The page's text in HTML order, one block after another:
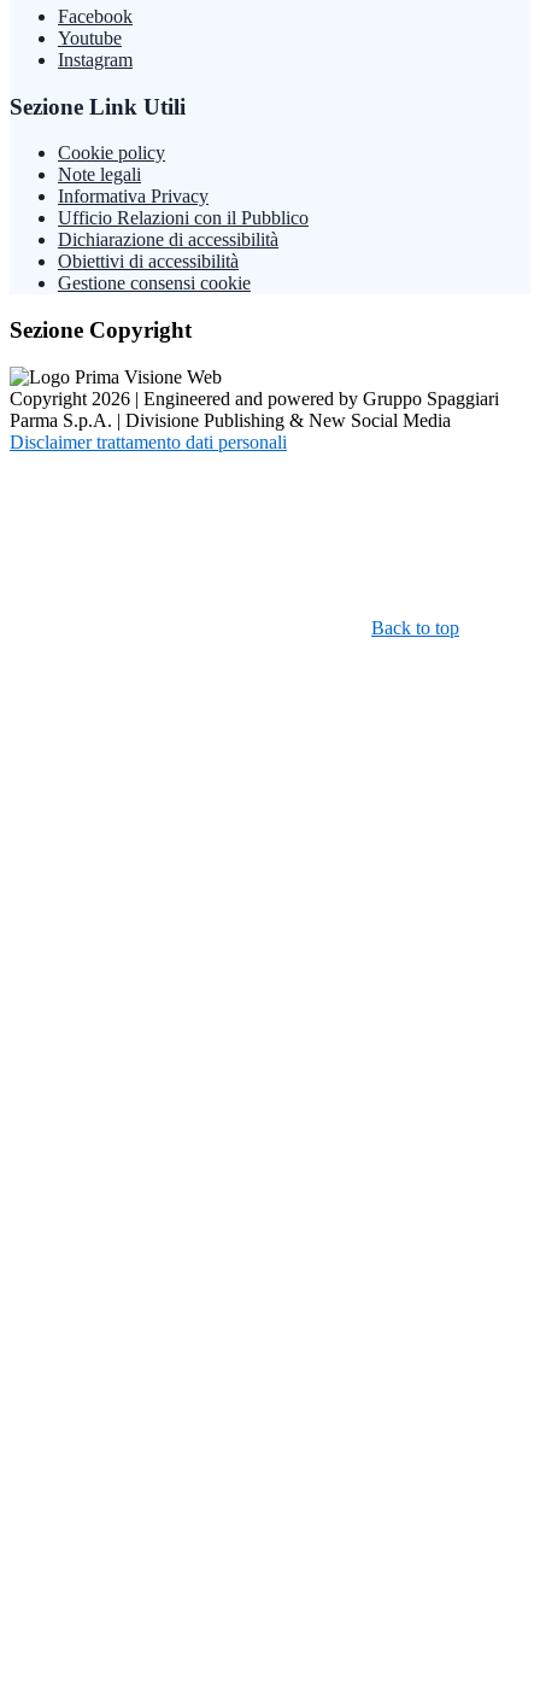
Facebook
Youtube
Instagram
Sezione Link Utili
Cookie policy
Note legali
Informativa Privacy
Ufficio Relazioni con il Pubblico
Dichiarazione di accessibilità
Obiettivi di accessibilità
Gestione consensi cookie
Sezione Copyright
Copyright 2026 | Engineered and powered by Gruppo Spaggiari
Parma S.p.A. | Divisione Publishing & New Social Media
Disclaimer trattamento dati personali
Back to top